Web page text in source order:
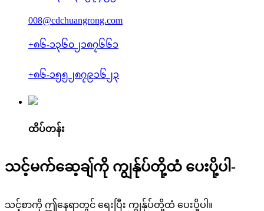
008@cdchuangrong.com
+၈၆-၁၃၆၀၂၁၈၇၆၆၁
+၈၆-၁၅၅၂၈၇၉၁၆၂၃
ထိပ်တန်း
သင့်မက်ဆေ့ချ်ကို ကျွန်ုပ်တို့ထံ ပေးပို့ပါ-
သင့်စာကို ဤနေရာတွင် ရေးပြီး ကျွန်ုပ်တို့ထံ ပေးပို့ပါ။